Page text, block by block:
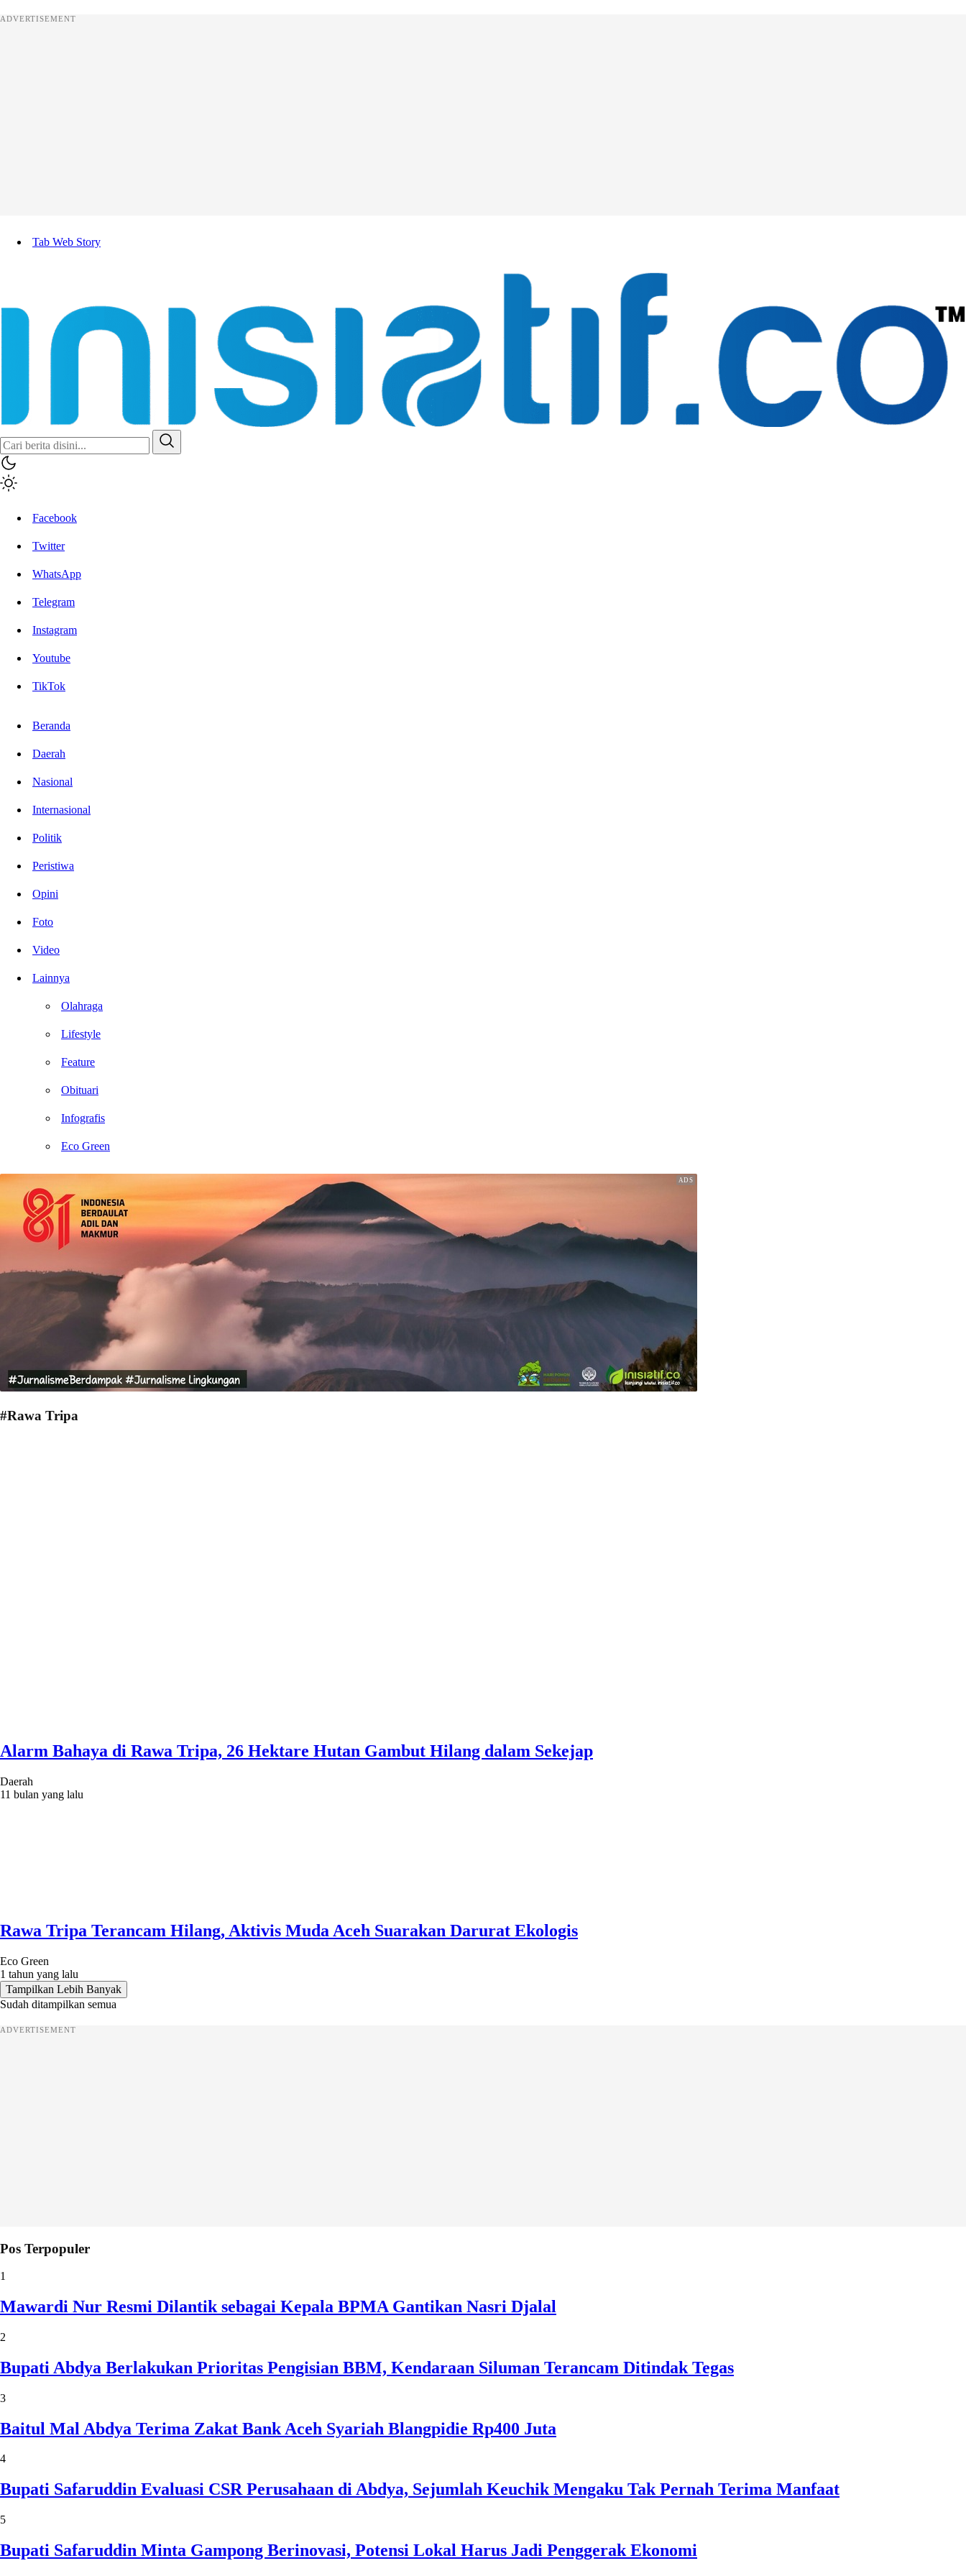
ADVERTISEMENT
Tab Web Story
Inisiatif.co
Stay Connected Stay Informed
Facebook
Twitter
WhatsApp
Telegram
Instagram
Youtube
TikTok
Beranda
Daerah
Nasional
Internasional
Politik
Peristiwa
Opini
Foto
Video
Lainnya
Olahraga
Lifestyle
Feature
Obituari
Infografis
Eco Green
#Rawa Tripa
Alarm Bahaya di Rawa Tripa, 26 Hektare Hutan Gambut Hilang dalam Sekejap
Daerah
11 bulan yang lalu
Rawa Tripa Terancam Hilang, Aktivis Muda Aceh Suarakan Darurat Ekologis
Eco Green
1 tahun yang lalu
Tampilkan Lebih Banyak
Sudah ditampilkan semua
ADVERTISEMENT
Pos Terpopuler
1
Mawardi Nur Resmi Dilantik sebagai Kepala BPMA Gantikan Nasri Djalal
2
Bupati Abdya Berlakukan Prioritas Pengisian BBM, Kendaraan Siluman Terancam Ditindak Tegas
3
Baitul Mal Abdya Terima Zakat Bank Aceh Syariah Blangpidie Rp400 Juta
4
Bupati Safaruddin Evaluasi CSR Perusahaan di Abdya, Sejumlah Keuchik Mengaku Tak Pernah Terima Manfaat
5
Bupati Safaruddin Minta Gampong Berinovasi, Potensi Lokal Harus Jadi Penggerak Ekonomi